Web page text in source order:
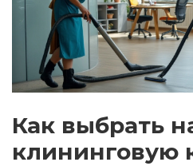
Как выбрать
клининговую